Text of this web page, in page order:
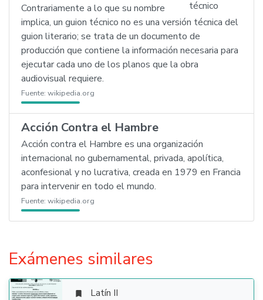
Contrariamente a lo que su nombre
implica, un guion técnico no es una versión técnica del
guion literario; se trata de un documento de
producción que contiene la información necesaria para
ejecutar cada uno de los planos que la obra
audiovisual requiere.
Fuente: wikipedia.org
Acción Contra el Hambre
Acción contra el Hambre es una organización
internacional no gubernamental, privada, apolítica,
aconfesional y no lucrativa, creada en 1979 en Francia
para intervenir en todo el mundo.
Fuente: wikipedia.org
Exámenes similares
 Latín II